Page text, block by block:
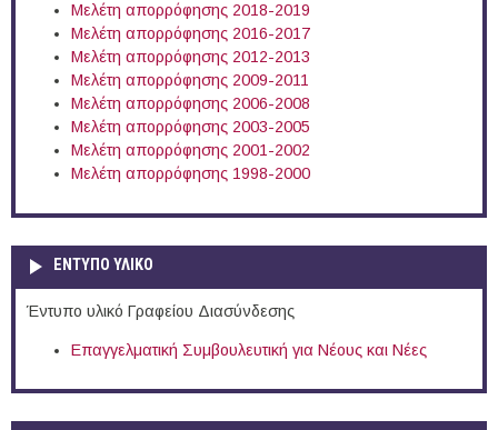
Μελέτη απορρόφησης 2018-2019
Μελέτη απορρόφησης 2016-2017
Μελέτη απορρόφησης 2012-2013
Μελέτη απορρόφησης 2009-2011
Μελέτη απορρόφησης 2006-2008
Μελέτη απορρόφησης 2003-2005
Μελέτη απορρόφησης 2001-2002
Μελέτη απορρόφησης 1998-2000
ΕΝΤΥΠΟ ΥΛΙΚΟ
Έντυπο υλικό Γραφείου Διασύνδεσης
Επαγγελματική Συμβουλευτική για Νέους και Νέες